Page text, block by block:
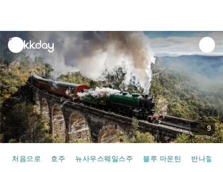
unread
notifications
9
처음으로 호주 뉴사우스웨일스주 블루 마운틴 반나절/